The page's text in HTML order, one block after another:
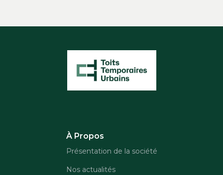
À Propos
Présentation de la société
Nos actualités